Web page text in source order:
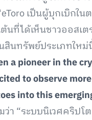
เป็นผู้บุกเบิกใ
นที่ได้เห็นชาวออสเต
สินทรัพย์ประเภทใหม่
a pioneer in the
to observe
into this
ว่า “ระบบนิเวศคริป